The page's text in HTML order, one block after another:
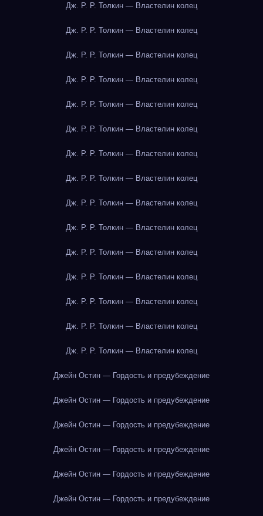
Дж. Р. Р. Толкин — Властелин колец
Дж. Р. Р. Толкин — Властелин колец
Дж. Р. Р. Толкин — Властелин колец
Дж. Р. Р. Толкин — Властелин колец
Дж. Р. Р. Толкин — Властелин колец
Дж. Р. Р. Толкин — Властелин колец
Дж. Р. Р. Толкин — Властелин колец
Дж. Р. Р. Толкин — Властелин колец
Дж. Р. Р. Толкин — Властелин колец
Дж. Р. Р. Толкин — Властелин колец
Дж. Р. Р. Толкин — Властелин колец
Дж. Р. Р. Толкин — Властелин колец
Дж. Р. Р. Толкин — Властелин колец
Дж. Р. Р. Толкин — Властелин колец
Дж. Р. Р. Толкин — Властелин колец
Джейн Остин — Гордость и предубеждение
Джейн Остин — Гордость и предубеждение
Джейн Остин — Гордость и предубеждение
Джейн Остин — Гордость и предубеждение
Джейн Остин — Гордость и предубеждение
Джейн Остин — Гордость и предубеждение